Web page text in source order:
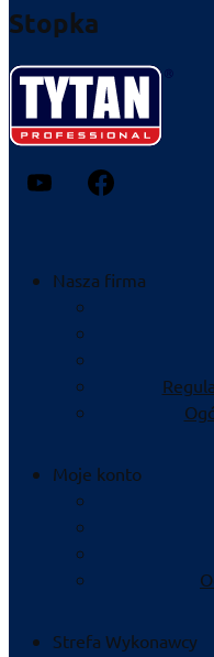
Stopka
Nasza firma
Moje konto
Strefa Wykonawcy